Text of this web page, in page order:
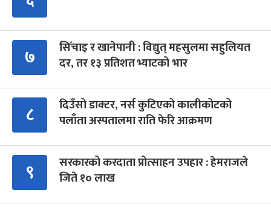
७
सिँचाइ र खानेपानी : विद्युत् महसुलमा सहुलियत
दर, तर १३ प्रतिशत भ्याटको भार
८
दिउँसो डाक्टर, नर्स कुटिएको कालीकोटको
पलाँता अस्पतालमा राति फेरि आक्रमण
९
सरकारको करदाता प्रोत्साहन उपहार : हेमराजले
जिते १० लाख